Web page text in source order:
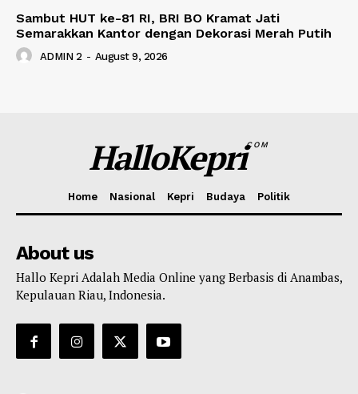
Sambut HUT ke-81 RI, BRI BO Kramat Jati
Semarakkan Kantor dengan Dekorasi Merah Putih
ADMIN 2 - August 9, 2026
HalloKepriCOM
Home Nasional Kepri Budaya Politik
About us
Hallo Kepri Adalah Media Online yang Berbasis di Anambas,
Kepulauan Riau, Indonesia.